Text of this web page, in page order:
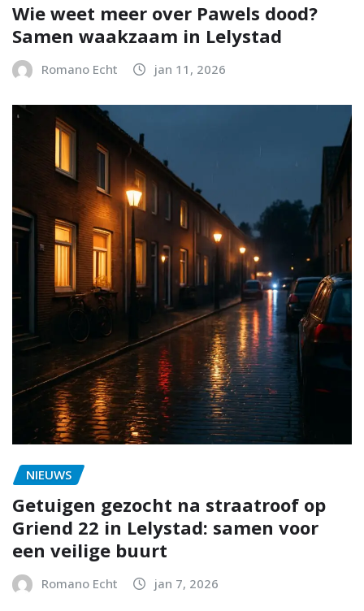
Wie weet meer over Pawels dood?
Samen waakzaam in Lelystad
Romano Echt jan 11, 2026
NIEUWS
Getuigen gezocht na straatroof op
Griend 22 in Lelystad: samen voor
een veilige buurt
Romano Echt jan 7, 2026